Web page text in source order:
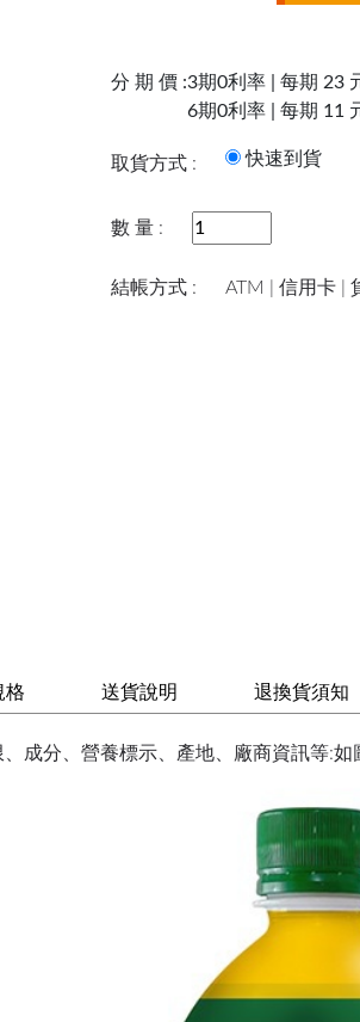
分 期 價 :3期0利率 | 每期 23
6期0利率 | 每期 11
取貨方式 : 快速到
數 量 :
結帳方式 : ATM | 信用卡 |
格 送貨說明 退換貨須知
成分、營養標示、產地、廠商資訊等:如